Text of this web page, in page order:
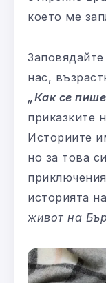
което ме
нас,
„Как се
приказките
Историите
но за това
историята
живот на